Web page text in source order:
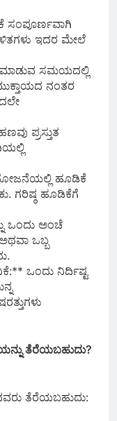
ಸಂಪೂರ್ಣವಾಗಿ
ಇದರ ಮೇಲೆ
ಸಮಯದಲ್ಲಿ
ನಂತರ
ಪ್ರಸ್ತುತ
ಯೋಜನೆಯಲ್ಲಿ ಹೂಡಿಕೆ
ಗರಿಷ್ಠ ಹೂಡಿಕೆಗೆ
ಒಂದು ಅಂಚೆ
ಒಬ್ಬ
ಒಂದು ನಿರ್ದಿಷ್ಟ
ತೆರೆಯಬಹುದು?
ತೆರೆಯಬಹುದು: